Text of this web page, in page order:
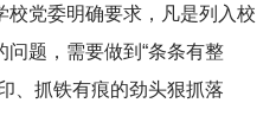
党委明确要求，凡是列入校
题，需要做到“条条有整
、抓铁有痕的劲头狠抓落